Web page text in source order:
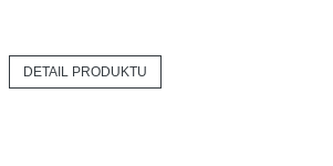
DETAIL PRODUKTU